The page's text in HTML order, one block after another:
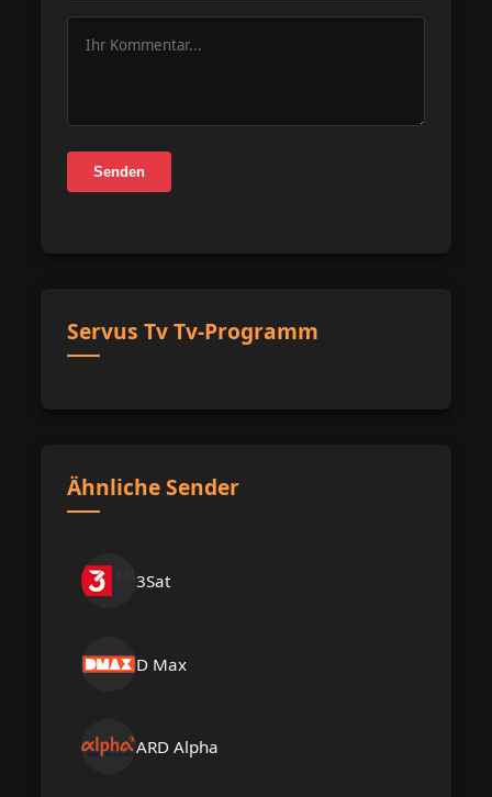
Senden
Servus Tv Tv-Programm
Ähnliche Sender
3Sat
D Max
ARD Alpha